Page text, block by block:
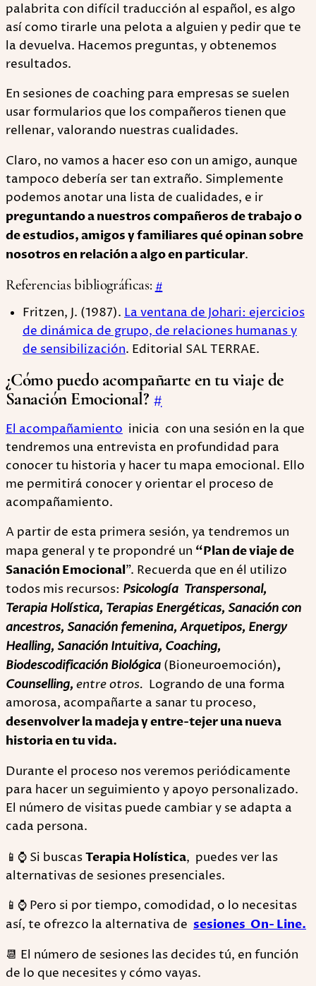
palabrita con difícil traducción al español, es algo
así como tirarle una pelota a alguien y pedir que te
la devuelva. Hacemos preguntas, y obtenemos
resultados.
En sesiones de coaching para empresas se suelen
usar formularios que los compañeros tienen que
rellenar, valorando nuestras cualidades.
Claro, no vamos a hacer eso con un amigo, aunque
tampoco debería ser tan extraño. Simplemente
podemos anotar una lista de cualidades, e ir
preguntando a nuestros compañeros de trabajo o
de estudios, amigos y familiares qué opinan sobre
nosotros en relación a algo en particular.
Referencias bibliográficas: #
Fritzen, J. (1987). La ventana de Johari: ejercicios
de dinámica de grupo, de relaciones humanas y
de sensibilización. Editorial SAL TERRAE.
¿Cómo puedo acompañarte en tu viaje de
Sanación Emocional? #
El acompañamiento inicia con una sesión en la que
tendremos una entrevista en profundidad para
conocer tu historia y hacer tu mapa emocional. Ello
me permitirá conocer y orientar el proceso de
acompañamiento.
A partir de esta primera sesión, ya tendremos un
mapa general y te propondré un “Plan de viaje de
Sanación Emocional”. Recuerda que en él utilizo
todos mis recursos: Psicología Transpersonal,
Terapia Holística, Terapias Energéticas, Sanación con
ancestros, Sanación femenina, Arquetipos, Energy
Healling, Sanación Intuitiva, Coaching,
Biodescodificación Biológica (Bioneuroemoción),
Counselling, entre otros. Logrando de una forma
amorosa, acompañarte a sanar tu proceso,
desenvolver la madeja y entre-tejer una nueva
historia en tu vida.
Durante el proceso nos veremos periódicamente
para hacer un seguimiento y apoyo personalizado.
El número de visitas puede cambiar y se adapta a
cada persona.
📱⌚ Si buscasTerapia Holística, puedes ver las
alternativas de sesiones presenciales.
📱⌚ Pero si por tiempo, comodidad, o lo necesitas
así, te ofrezco la alternativa de sesiones On- Line.
📆 El número de sesiones las decides tú, en función
de lo que necesites y cómo vayas.